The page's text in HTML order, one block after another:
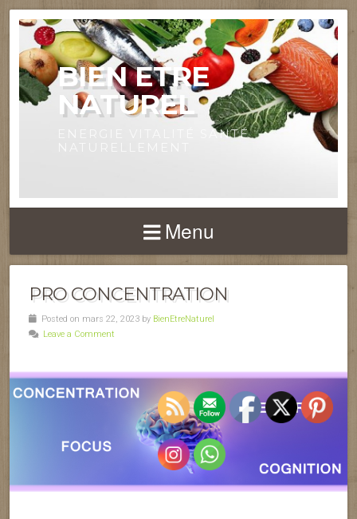
BIEN ETRE
NATUREL
ENERGIE VITALITÉ SANTÉ
Menu
PRO CONCENTRATION
Posted on mars 22, 2023 by BienEtreNaturel
Leave a Comment